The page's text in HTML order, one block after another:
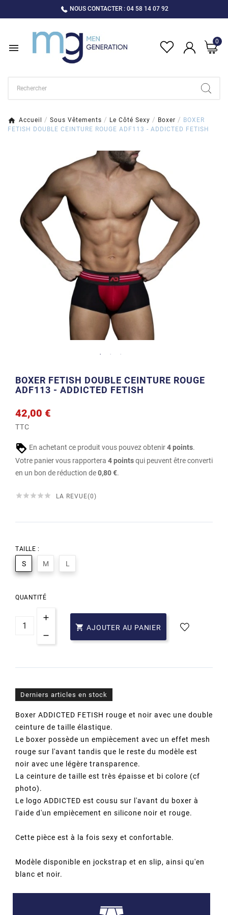
NOUS CONTACTER : 04 58 14 07 92

0
Accueil Sous Vêtements Le Côté Sexy Boxer
BOXER
FETISH DOUBLE CEINTURE ROUGE ADF113 - ADDICTED FETISH
BOXER FETISH DOUBLE CEINTURE ROUGE
ADF113 - ADDICTED FETISH
42,00 €
TTC
En achetant ce produit vous pouvez obtenir4points.
Votre panier vous rapportera 4pointsqui peuvent être converti
en un bon de réduction de0,80 €.
     LA REVUE(0)
TAILLE :
S M L
QUANTITÉ
 AJOUTER AU PANIER
Derniers articles en stock
Boxer ADDICTED FETISH rouge et noir avec une double
ceinture de taille élastique.
Le boxer possède un empiècement avec un effet mesh
rouge sur l'avant tandis que le reste du modèle est
noir avec une légère transparence.
La ceinture de taille est très épaisse et bi colore (cf
photo).
Le logo ADDICTED est cousu sur l'avant du boxer à
l'aide d'un empiècement en silicone noir et rouge.
Cette pièce est à la fois sexy et confortable.
Modèle disponible en jockstrap et en slip, ainsi qu'en
blanc et noir.